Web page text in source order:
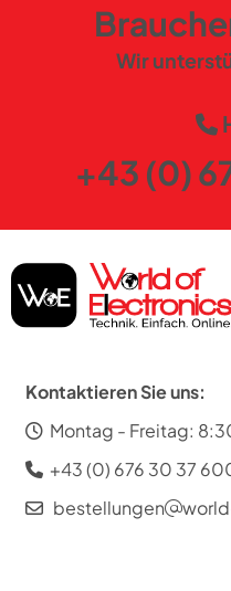
Wir
+43 (0)
Kontaktieren Sie uns:
Montag - Freitag:
+43 (0) 676 30 37
bestellungen